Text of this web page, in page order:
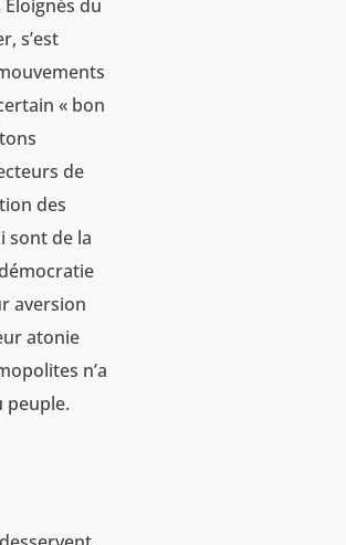
du
s’est
« bon
de
des
sont de la
aversion
atonie
n’a
peuple.